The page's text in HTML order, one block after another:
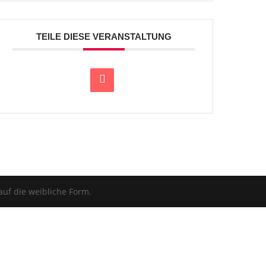
TEILE DIESE VERANSTALTUNG
die weibliche Form.